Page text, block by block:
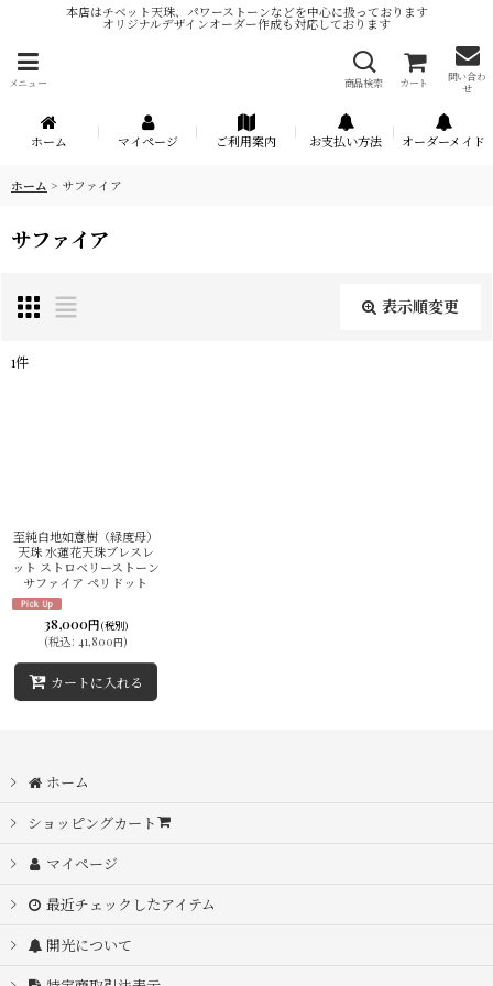
本店はチベット天珠、パワーストーンなどを中心に扱っております
オリジナルデザインオーダー作成も対応しております
メニュー 商品検索 カート
問い合わ
せ
ホーム マイページ ご利用案内 お支払い方法 オーダーメイド
ホーム > サファイア
サファイア
表示順変更
1件
至純白地如意樹（緑度母）
天珠 水蓮花天珠ブレスレ
ット ストロベリーストーン
サファイア ペリドット
38,000円(税別)
(税込: 41,800円)
カートに入れる
ホーム
ショッピングカート
マイページ
最近チェックしたアイテム
開光について